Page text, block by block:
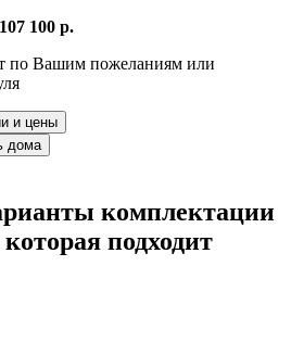
107 100 р.
по Вашим пожеланиям или
и цены
дома
комплектации
подходит